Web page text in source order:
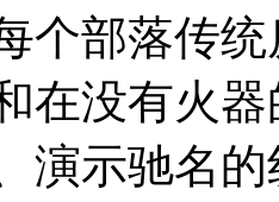
个部落传
在没有火
演示驰名